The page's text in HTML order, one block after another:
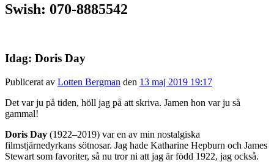
Swish: 070-8885542
Idag: Doris Day
Publicerat av Lotten Bergman den 13 maj 2019 19:17
Det var ju på tiden, höll jag på att skriva. Jamen hon var ju så
gammal!
Doris Day (1922–2019) var en av min nostalgiska
filmstjärnedyrkans sötnosar. Jag hade Katharine Hepburn och James
Stewart som favoriter, så nu tror ni att jag är född 1922, jag också.